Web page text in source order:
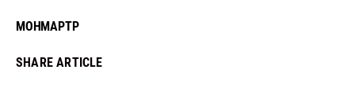
МОНМАРТР
SHARE ARTICLE